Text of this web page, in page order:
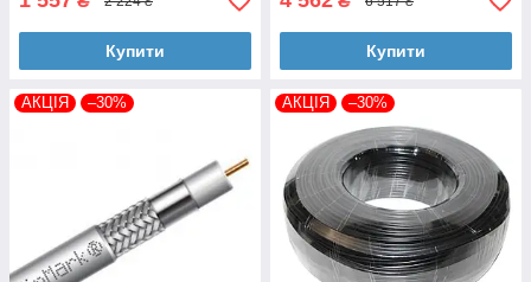
Купити Купити
АКЦІЯ –30% АКЦІЯ –30%